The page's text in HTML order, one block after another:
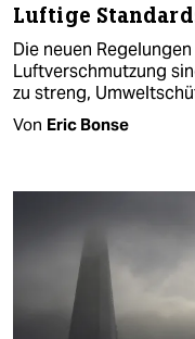
Luftige
Die neuen
Luftverschmutzung
zu streng,
Von Eric Bonse